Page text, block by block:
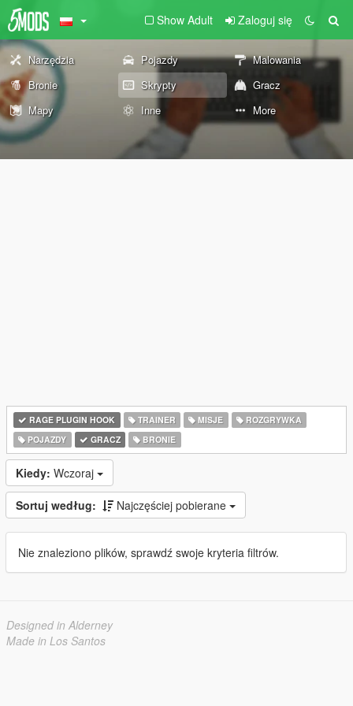
Show Adult Zaloguj się
Narzędzia Pojazdy
Malowania
Bronie
Skrypty
Gracz
Mapy
Inne More
RAGE PLUGIN HOOK TRAINER MISJE
ROZGRYWKA
POJAZDY
GRACZ BRONIE
Kiedy: Wczoraj
Sortuj według: Najczęściej pobierane
Nie znaleziono plików, sprawdź swoje kryteria filtrów.
Designed in Alderney
Made in Los Santos